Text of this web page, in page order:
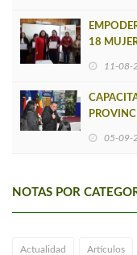
18
11-08-
05-09-
NOTAS POR
Actualidad Artículos